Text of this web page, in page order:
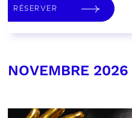
RÉSERVER
NOVEMBRE 2026